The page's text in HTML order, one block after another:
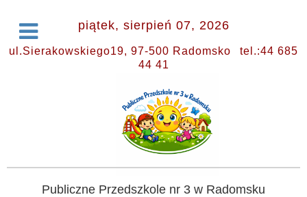
piątek, sierpień 07, 2026
ul.Sierakowskiego19, 97-500 Radomsko
tel.:44 685
44 41
Publiczne Przedszkole nr 3 w Radomsku